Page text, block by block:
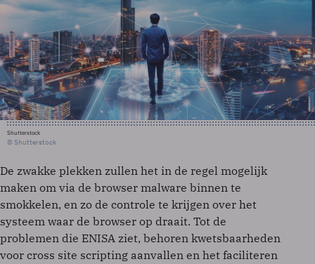
Shutterstock
© Shutterstock
De zwakke plekken zullen het in de regel mogelijk
maken om via de browser malware binnen te
smokkelen, en zo de controle te krijgen over het
systeem waar de browser op draait. Tot de
problemen die ENISA ziet, behoren kwetsbaarheden
voor cross site scripting aanvallen en het faciliteren